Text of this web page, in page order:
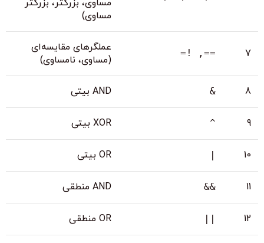
مساوی، بزرگتر، بزرگتر
مساوی)
7
==, !=
عملگرهای مقایسه‌ای
(مساوی، نامساوی)
8
& AND بیتی
9
^ XOR بیتی
10
| OR بیتی
11
&& AND منطقی
12
|| OR منطقی